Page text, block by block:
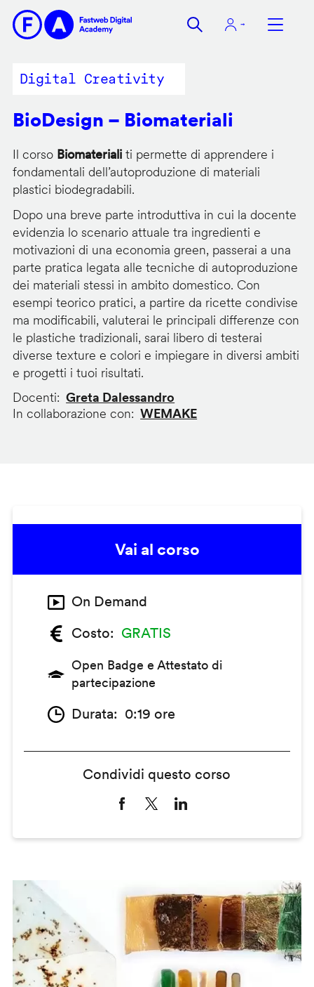
contenuto
Digital Creativity
BioDesign – Biomateriali
Il corso Biomaterialiti permette di apprendere i
fondamentali dell’autoproduzione di materiali
plastici biodegradabili.
Dopo una breve parte introduttiva in cui la docente
evidenzia lo scenario attuale tra ingredienti e
motivazioni di una economia green, passerai a una
parte pratica legata alle tecniche di autoproduzione
dei materiali stessi in ambito domestico. Con
esempi teorico pratici, a partire da ricette condivise
ma modificabili, valuterai le principali differenze con
le plastiche tradizionali, sarai libero di testerai
diverse texture e colori e impiegare in diversi ambiti
e progetti i tuoi risultati.
Docenti
Greta Dalessandro
In collaborazione con
WEMAKE
Vai al corso
On Demand
Costo
GRATIS
Open Badge e Attestato di
partecipazione
Durata 0:19 ore
Condividi questo corso